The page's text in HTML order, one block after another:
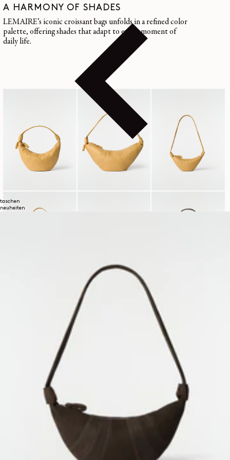
taschen
neuheiten
A HARMONY OF SHADES
LEMAIRE’s iconic croissant bags unfolds in a refined color
palette, offering shades that adapt to every moment of
daily life.